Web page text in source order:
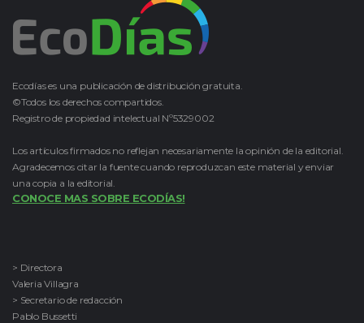
Ecodías es una publicación de distribución gratuita.
©Todos los derechos compartidos.
Registro de propiedad intelectual Nº5329002
Los artículos firmados no reflejan necesariamente la opinión de la editorial.
Agradecemos citar la fuente cuando reproduzcan este material y enviar
una copia a la editorial.
CONOCE MAS SOBRE ECODÍAS!
> Directora
Valeria Villagra
> Secretario de redacción
Pablo Bussetti